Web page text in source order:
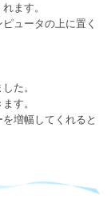
ます。
ュータの上に置く
た。
す。
増幅してくれると